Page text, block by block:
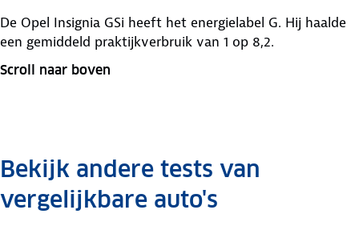
De Opel Insignia GSi heeft het energielabel G. Hij haalde
een gemiddeld praktijkverbruik van 1 op 8,2.
Scroll naar boven
Bekijk andere tests van
vergelijkbare auto's